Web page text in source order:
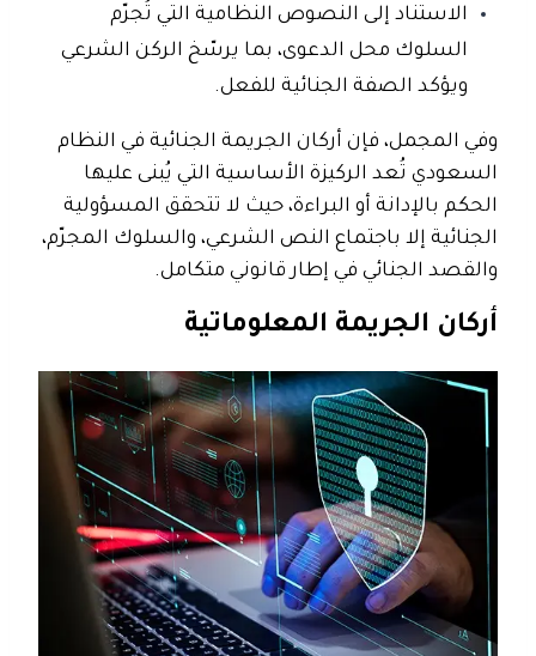
الاستناد إلى النصوص النظامية التي تُجرّم
السلوك محل الدعوى، بما يرسّخ الركن الشرعي
ويؤكد الصفة الجنائية للفعل.
وفي المجمل، فإن أركان الجريمة الجنائية في النظام
السعودي تُعد الركيزة الأساسية التي يُبنى عليها
الحكم بالإدانة أو البراءة، حيث لا تتحقق المسؤولية
الجنائية إلا باجتماع النص الشرعي، والسلوك المجرّم،
والقصد الجنائي في إطار قانوني متكامل.
أركان الجريمة المعلوماتية